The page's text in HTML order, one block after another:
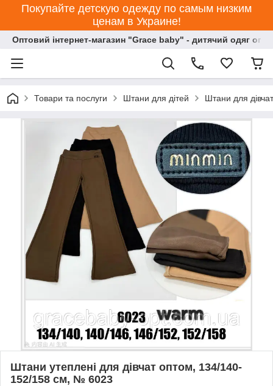
Покупайте детскую одежду по самым низким
ценам в Украине!
Оптовий інтернет-магазин "Grace baby" - дитячий одяг
Товари та послуги Штани для дітей Штани для дівчат
Штани утеплені для дівчат оптом, 134/140-
152/158 см, № 6023